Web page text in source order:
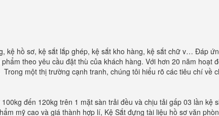
kệ hồ sơ, kệ sắt lắp ghép, kệ sắt kho hàng, kệ sắt chữ v… Đáp
theo yêu cầu đặt thù của khách hàng. Với hơn 20 năm hoạt
một thị trường cạnh tranh, chúng tôi hiểu rõ các tiêu chí về
đến 120kg trên 1 mặt sàn trải đều và chịu tải gấp 03 lần kệ
mỹ cao và giá thành hợp lí, Kệ Sắt đựng tài liệu hồ sơ văn